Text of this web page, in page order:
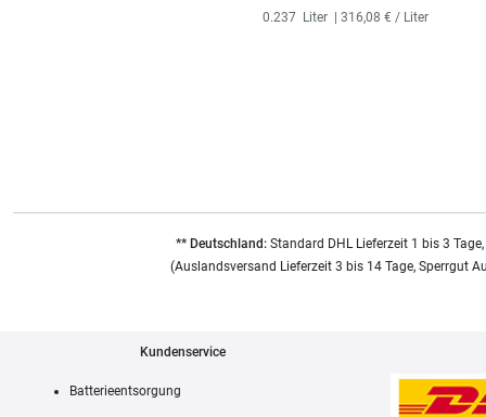
0.237 Liter | 316,08 € / Liter
** Deutschland:Standard DHL Lieferzeit 1 bis 3
(Auslandsversand Lieferzeit 3 bis 14 Tage, Sperrgut
Kundenservice
Batterieentsorgung